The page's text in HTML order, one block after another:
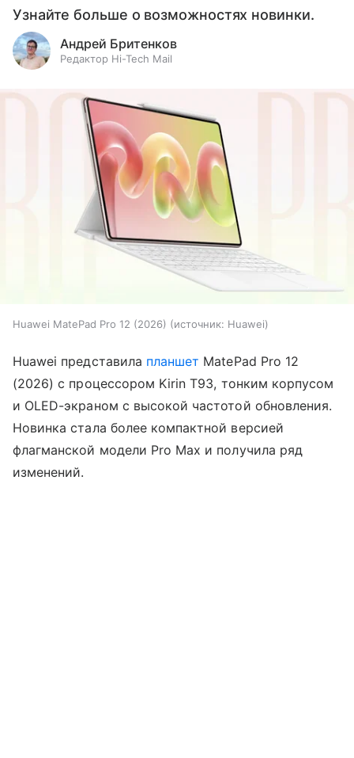
Узнайте больше о возможностях новинки.
Андрей Бритенков
Редактор Hi-Tech Mail
Huawei MatePad Pro 12 (2026) источник: Huawei
Huawei представила планшет MatePad Pro 12
(2026) с процессором Kirin T93, тонким корпусом
и OLED-экраном с высокой частотой обновления.
Новинка стала более компактной версией
флагманской модели Pro Max и получила ряд
изменений.